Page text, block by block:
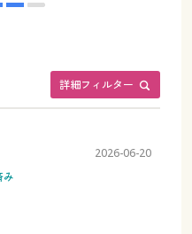
詳細フィルター
み
2026-06-20